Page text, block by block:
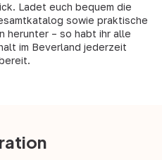
Ladet euch bequem die
sowie praktische
herunter – so habt ihr alle
im Beverland jederzeit